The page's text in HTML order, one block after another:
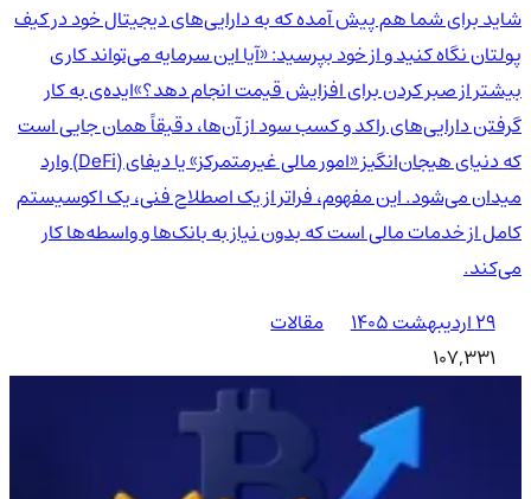
شاید برای شما هم پیش آمده که به دارایی‌های دیجیتال خود در کیف
پولتان نگاه کنید و از خود بپرسید: «آیا این سرمایه می‌تواند کاری
بیشتر از صبر کردن برای افزایش قیمت انجام دهد؟»ایده‌ی به کار
گرفتن دارایی‌های راکد و کسب سود از آن‌ها، دقیقاً همان جایی است
که دنیای هیجان‌انگیز «امور مالی غیرمتمرکز» یا دیفای (DeFi) وارد
میدان می‌شود. این مفهوم، فراتر از یک اصطلاح فنی، یک اکوسیستم
کامل از خدمات مالی است که بدون نیاز به بانک‌ها و واسطه‌ها کار
می‌کند.
۲۹ اردیبهشت ۱۴۰۵
مقالات
107,331